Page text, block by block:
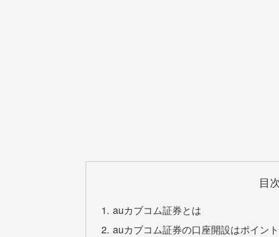
目次
auカブコム証券とは
auカブコム証券の口座開設はポイン